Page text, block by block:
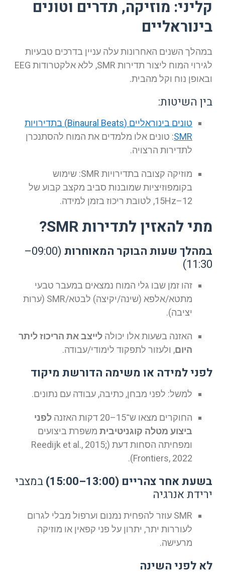
קליני: מוזיקה, תדרים וטונים
בינוראליים
במהלך השנים האחרונות עלה עניין בדרכים טבעיות
לגירוי המוח ליצור תדירות SMR, ללא אלקטרודות EEG
ובאופן נוח וקל מהבית.
בין השיטות:
טונים בינוראליים (Binaural Beats) בתדירויות
SMR: טונים אלו מלמדים את המוח להסתנכרן
לתדירות הרצויה.
מוזיקה קצובה בתדירויות SMR: שימוש
בקומפוזיציות שמובנות סביב מקצב קבוע של
12–15Hz, לטובת ריכוז בזמן למידה.
מתי להאזין לתדירות SMR?
במהלך שעות הבוקר המאוחרות
(09:00–
11:30)
זהו זמן שבו גלי המוח נמצאים במעבר טבעי
מתטא/אלפא (שינה/יקיצה) לבטא/SMR (ערות
יציבה).
האזנה בשעות אלו יכולה לייצב את הריכוז ליתר
היום, ולעזור לתפקוד לימודי/עבודה.
לפני למידה או משימה הדורשת מיקוד
למשל: לפני מבחן, כתיבה, עבודה עם נתונים.
החוקרים מצאו ש־15–20 דקות האזנה
לפני
ביצוע מטלה קוגניטיבית משפרת ביצועים
ומפחיתה הסחות דעת (Reedijk et al., 2015;
Frontiers, 2022).
בשעת אחר צהריים (13:00–15:00)
במצבי
ירידת אנרגיה
SMR עוזר להפחית נמנום וערפול מבלי לגרום
לעוררות יתר, יתרון על פני קפאין או מוזיקה
מרעישה.
לא לפני השינה